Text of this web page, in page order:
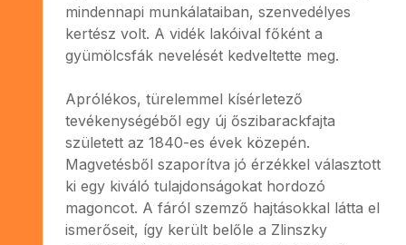
mindennapi munkálataiban, szenvedélyes
kertész volt. A vidék lakóival főként a
gyümölcsfák nevelését kedveltette meg.
Aprólékos, türelemmel kísérletező
tevékenységéből egy új őszibarackfajta
született az 1840-es évek közepén.
Magvetésből szaporítva jó érzékkel választott
ki egy kiváló tulajdonságokat hordozó
magoncot. A fáról szemző hajtásokkal látta el
ismerőseit, így került belőle a Zlinszky